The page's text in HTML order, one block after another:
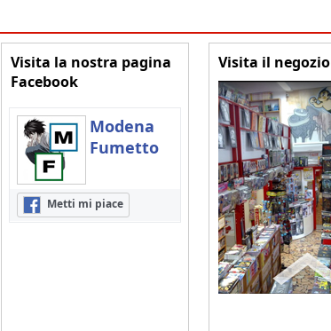
Visita la nostra pagina
Facebook
Modena
Fumetto
Metti mi piace
Visita il negozio